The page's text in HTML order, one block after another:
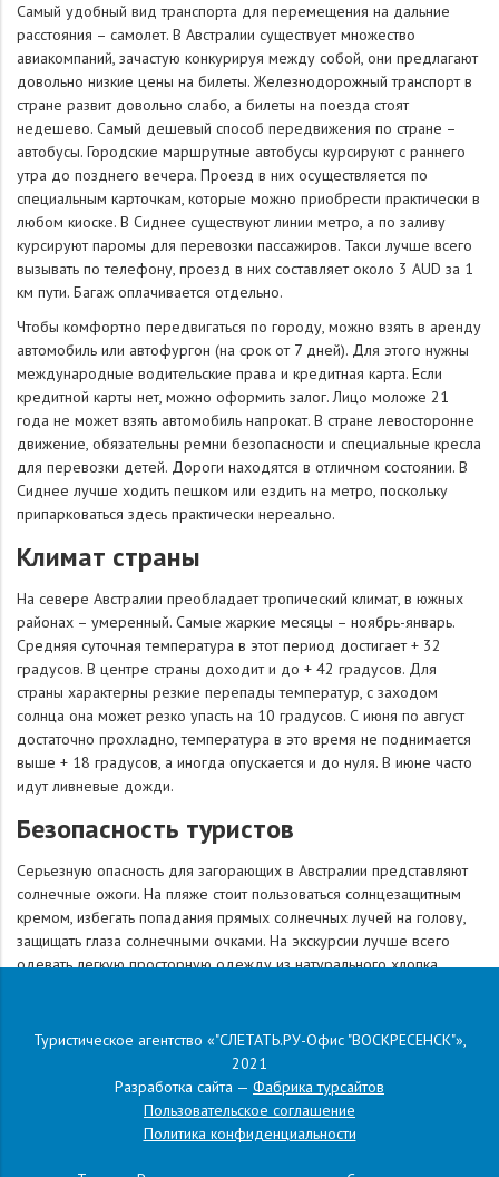
Самый удобный вид транспорта для перемещения на дальние
расстояния – самолет. В Австралии существует множество
авиакомпаний, зачастую конкурируя между собой, они предлагают
довольно низкие цены на билеты. Железнодорожный транспорт в
стране развит довольно слабо, а билеты на поезда стоят
недешево. Самый дешевый способ передвижения по стране –
автобусы. Городские маршрутные автобусы курсируют с раннего
утра до позднего вечера. Проезд в них осуществляется по
специальным карточкам, которые можно приобрести практически в
любом киоске. В Сиднее существуют линии метро, а по заливу
курсируют паромы для перевозки пассажиров. Такси лучше всего
вызывать по телефону, проезд в них составляет около 3 AUD за 1
км пути. Багаж оплачивается отдельно.
Чтобы комфортно передвигаться по городу, можно взять в аренду
автомобиль или автофургон (на срок от 7 дней). Для этого нужны
международные водительские права и кредитная карта. Если
кредитной карты нет, можно оформить залог. Лицо моложе 21
года не может взять автомобиль напрокат. В стране левосторонне
движение, обязательны ремни безопасности и специальные кресла
для перевозки детей. Дороги находятся в отличном состоянии. В
Сиднее лучше ходить пешком или ездить на метро, поскольку
припарковаться здесь практически нереально.
Климат страны
На севере Австралии преобладает тропический климат, в южных
районах – умеренный. Самые жаркие месяцы – ноябрь-январь.
Средняя суточная температура в этот период достигает + 32
градусов. В центре страны доходит и до + 42 градусов. Для
страны характерны резкие перепады температур, с заходом
солнца она может резко упасть на 10 градусов. С июня по август
достаточно прохладно, температура в это время не поднимается
выше + 18 градусов, а иногда опускается и до нуля. В июне часто
идут ливневые дожди.
Безопасность туристов
Серьезную опасность для загорающих в Австралии представляют
солнечные ожоги. На пляже стоит пользоваться солнцезащитным
кремом, избегать попадания прямых солнечных лучей на голову,
защищать глаза солнечными очками. На экскурсии лучше всего
одевать легкую просторную одежду из натурального хлопка.
подводных течений и сильных волн. В местах, отмеченных
красными флажками, неопытным купальщикам и детям лучше
вообще не приближаться к воде. В Австралии часто встречаются
змеи и ядовитые насекомые, потому не рекомендуется ходить
босиком, особенно по траве. В стране запрещено курение в
Туристическое агентство «"СЛЕТАТЬ.РУ-Офис "ВОСКРЕСЕНСК"»,
2021
Разработка сайта — Фабрика турсайтов
Пользовательское соглашение
Политика конфиденциальности